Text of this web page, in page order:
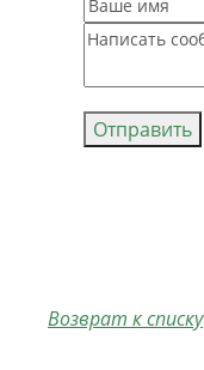
Отправить
Возврат к списку